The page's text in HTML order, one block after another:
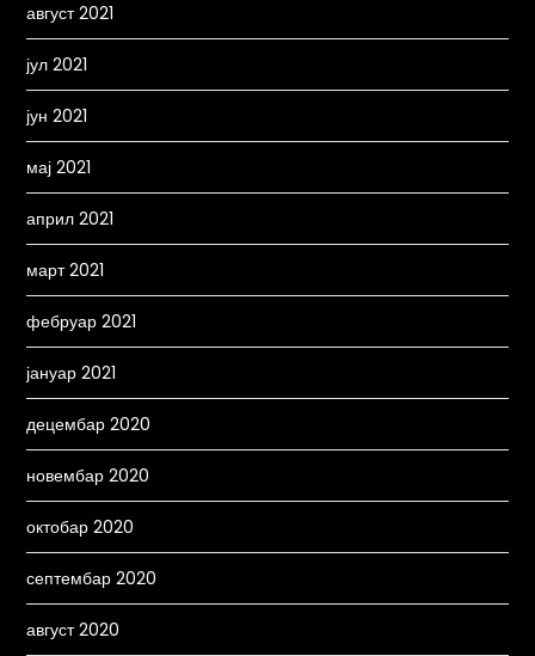
август 2021
јул 2021
јун 2021
мај 2021
април 2021
март 2021
фебруар 2021
јануар 2021
децембар 2020
новембар 2020
октобар 2020
септембар 2020
август 2020